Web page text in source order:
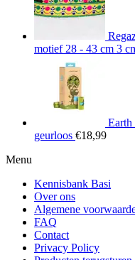
motief 28 - 43 cm 3
Earth
geurloos €18,99
Menu
Kennisbank Basi
Over ons
Algemene
FAQ
Contact
Privacy Policy